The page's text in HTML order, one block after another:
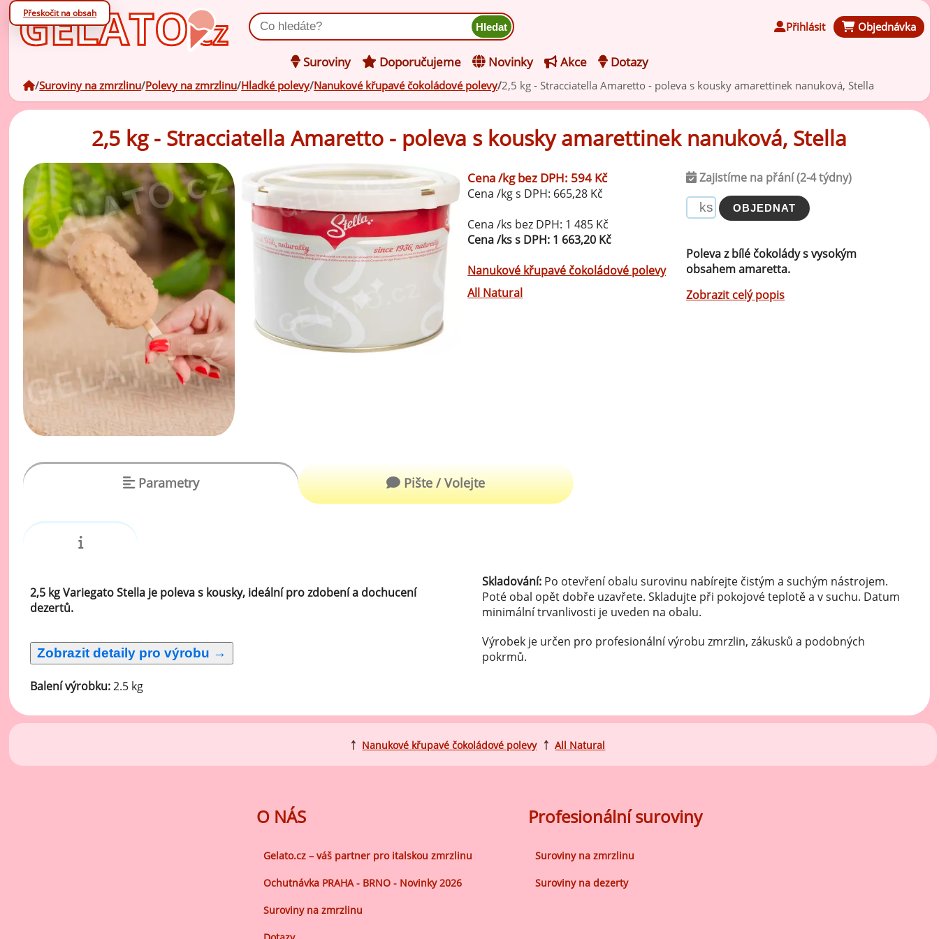
Přeskočit na obsah
úvodní stránka
Suroviny na zmrzlinu Polevy na zmrzlinu Hladké polevy Nanukové křupavé čokoládové polevy 2,5 kg - Stracciatella Amaretto - poleva s kousky amarettinek nanuková, Stella
Suroviny
Ochucovací pasty do mléčného
základu
Vše z kategorie Ochucovací pasty do mléčného základu
Vanilkové ochucovací pasty
Lískooříškové ochucovací pasty
Mandlové ochucovací pasty
Pistáciové ochucovací pasty
Arašídové ochucovací pasty
Čokoládové ochucovací pasty
Speciální ochucovací pasty
Karamelové ochucovací pasty
Ochucovací pasty do ovocného
základu
Polevy na zmrzlinu
Zmrzlinové základy pro výrobu
ovocné zmrzliny
Zmrzlinové základy pro výrobu
mléčné zmrzliny
Kompletní ochucené směsi pro
výrobu kvalitní zmrzliny
Ochucovací sušené ingredience
Hotové roztíratelné krémy
Doporučujeme Novinky Akce Dotazy
Vyhledat produkt Přihlásit Objednávka
2,5 kg - Stracciatella Amaretto - poleva s kousky amarettinek nanuková, Stella
Cena /kg bez DPH: 594 Kč
Cena /kg s DPH: 665,28 Kč
Cena /ks bez DPH: 1 485 Kč
Cena /ks s DPH: 1 663,20 Kč
Nanukové křupavé čokoládové polevy
All Natural
Zajistíme na přání (2-4 týdny)
Poleva z bílé čokolády s vysokým
obsahem amaretta.
Zobrazit celý popis
Parametry Pište / Volejte
2,5 kg Variegato Stella je poleva s kousky, ideální pro zdobení a dochucení
dezertů.
Balení výrobku:2.5 kg
Skladování: Po otevření obalu surovinu nabírejte čistým a suchým nástrojem.
Poté obal opět dobře uzavřete. Skladujte při pokojové teplotě a v suchu. Datum
minimální trvanlivosti je uveden na obalu.
Výrobek je určen pro profesionální výrobu zmrzlin, zákusků a podobných
pokrmů.
￪ Nanukové křupavé čokoládové polevy ￪ All Natural
O NÁS
Gelato.cz – váš partner pro italskou zmrzlinu
Ochutnávka PRAHA - BRNO - Novinky 2026
Suroviny na zmrzlinu
Profesionální suroviny
Suroviny na zmrzlinu
Suroviny na dezerty